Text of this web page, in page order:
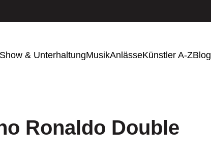
Show & UnterhaltungMusikAnlässeKünstler A-ZBlog
Ronaldo Double